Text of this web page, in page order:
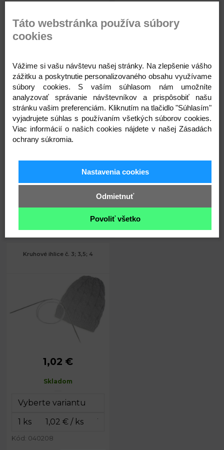
Kruhové ihlice č. 9
Priemer:
9 mm
Dĺžka lanka:
1,80 €
€
Kruhové ihlice č. 4,5; 5; 5,5; 6; 7;
8
Priemer:
4,5 - 8 mm
1,36 €
€
Kruhové ihlice č. 3; 3,5; 4
3; 3,5; 4
Dĺžka lanka:
80 - 83 cm
Celková
dĺžka:
110 cm
1,02 €
Skladom
Kód: 040208
Táto webstránka používa súbory
cookies
Vážime si vašu návštevu našej stránky. Na zlepšenie vášho
zážitku a poskytnutie personalizovaného obsahu využívame
súbory cookies. S vaším súhlasom nám umožníte
analyzovať správanie návštevníkov a prispôsobiť našu
stránku vašim preferenciám. Kliknutím na tlačidlo "Súhlasím"
vyjadrujete súhlas s používaním všetkých súborov cookies.
Viac informácií o našich cookies nájdete v našej Zásadách
ochrany súkromia.
Nastavenia cookies
Odmietnuť
Povoliť všetko